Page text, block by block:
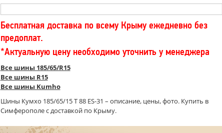
Бесплатная доставка по всему Крыму ежедневно без
предоплат.
*Актуальную цену необходимо уточнить у менеджера
Все шины 185/65/R15
Все шины R15
Все шины Kumho
Шины Кумхо 185/65/15 T 88 ES-31 – описание, цены, фото. Купить в
Симферополе с доставкой по Крыму.